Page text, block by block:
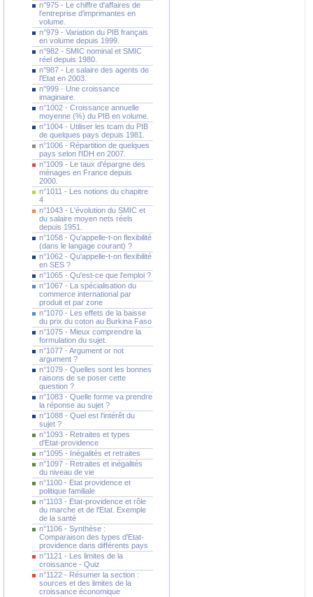
n°975 - Le chiffre d'affaires de
l'entreprise d'imprimantes en
volume.
n°979 - Variation du PIB français
en volume depuis 1999.
n°982 - SMIC nominal et SMIC
réel depuis 1980.
n°987 - Le salaire des agents de
l'Etat en 2003.
n°999 - Une croissance
imaginaire.
n°1002 - Croissance annuelle
moyenne (%) du PIB en volume.
n°1004 - Utiliser les tcam du PIB
de quelques pays depuis 1981.
n°1006 - Répartition de quelques
pays selon l'IDH en 2007.
n°1009 - Le taux d'épargne des
ménages en France depuis
2000.
n°1011 - Les notions du chapitre
4
n°1043 - L'évolution du SMIC et
du salaire moyen nets réels
depuis 1951.
n°1058 - Qu'appelle-t-on flexibilité
(dans le langage courant) ?
n°1062 - Qu'appelle-t-on flexibilité
en SES ?
n°1065 - Qu'est-ce que l'emploi ?
n°1067 - La spécialisation du
commerce international par
produit et par zone
n°1070 - Les effets de la baisse
du prix du coton au Burkina Faso
n°1075 - Mieux comprendre la
formulation du sujet.
n°1077 - Argument or not
argument ?
n°1079 - Quelles sont les bonnes
raisons de se poser cette
question ?
n°1083 - Quelle forme va prendre
la réponse au sujet ?
n°1088 - Quel est l'intérêt du
sujet ?
n°1093 - Retraites et types
d'Etat-providence
n°1095 - Inégalités et retraites
n°1097 - Retraites et inégalités
du niveau de vie
n°1100 - Etat providence et
politique familiale
n°1103 - Etat-providence et rôle
du marche et de l'Etat. Exemple
de la santé
n°1106 - Synthèse :
Comparaison des types d'Etat-
providence dans différents pays
n°1121 - Les limites de la
croissance - Quiz
n°1122 - Résumer la section :
sources et des limites de la
croissance économique